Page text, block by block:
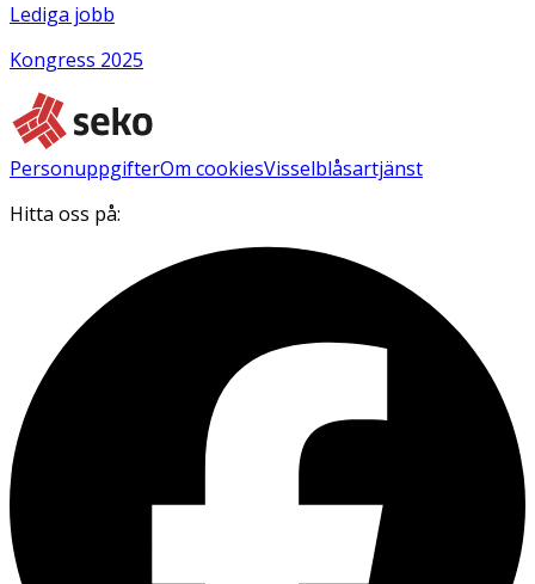
Lediga jobb
Kongress 2025
PersonuppgifterOm cookiesVisselblåsartjänst
Hitta oss på: